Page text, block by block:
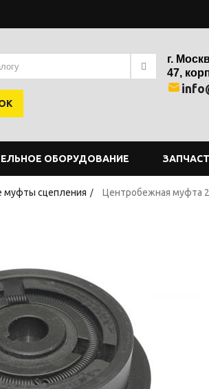
г.
47,
ОБОРУДОВАНИЕ
сцепления Центробежная муфта